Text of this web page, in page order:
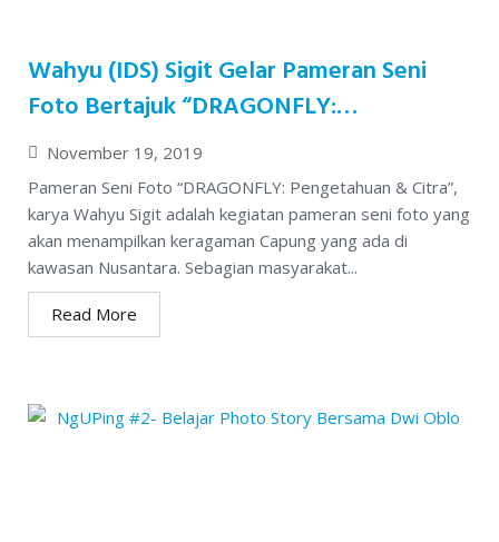
Wahyu (IDS) Sigit Gelar Pameran Seni
Foto Bertajuk “DRAGONFLY:
Pengetahuan & Citra”
November 19, 2019
Pameran Seni Foto “DRAGONFLY: Pengetahuan & Citra”,
karya Wahyu Sigit adalah kegiatan pameran seni foto yang
akan menampilkan keragaman Capung yang ada di
kawasan Nusantara. Sebagian masyarakat...
Read More